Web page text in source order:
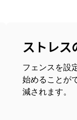
ストレス
フェンスを設
始めることが
減されます。